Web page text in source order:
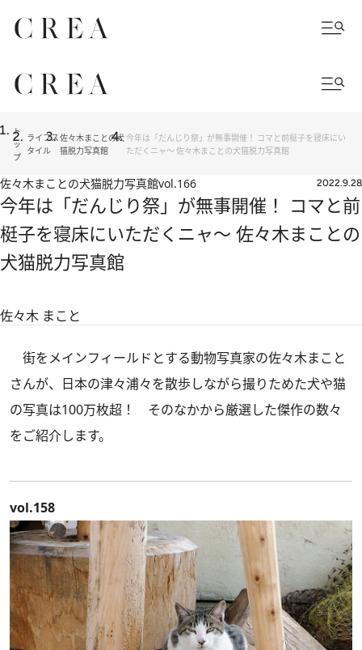
ト
ッ
プ
ライフス
タイル
佐々木まことの犬
猫脱力写真館
今年は「だんじり祭」が無事開催！ コマと前梃子を寝床にい
ただくニャ～ 佐々木まことの犬猫脱力写真館
佐々木まことの犬猫脱力写真館vol.166 2022.9.28
今年は「だんじり祭」が無事開催！ コマと前
梃子を寝床にいただくニャ～ 佐々木まことの
犬猫脱力写真館
佐々木 まこと
街をメインフィールドとする動物写真家の佐々木まこと
さんが、日本の津々浦々を散歩しながら撮りためた犬や猫
の写真は100万枚超！ そのなかから厳選した傑作の数々
をご紹介します。
vol.158